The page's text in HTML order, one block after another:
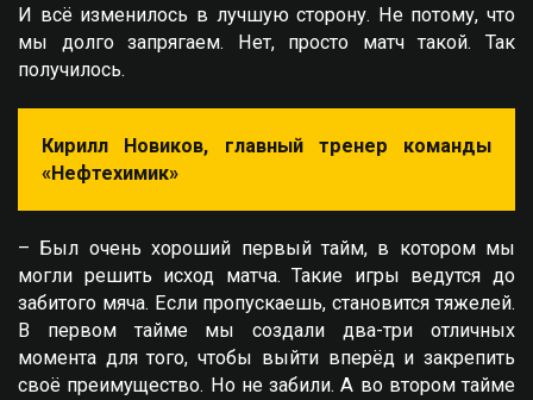
И всё изменилось в лучшую сторону. Не потому, что
мы долго запрягаем. Нет, просто матч такой. Так
получилось.
Кирилл Новиков, главный тренер команды
«Нефтехимик»
– Был очень хороший первый тайм, в котором мы
могли решить исход матча. Такие игры ведутся до
забитого мяча. Если пропускаешь, становится тяжелей.
В первом тайме мы создали два-три отличных
момента для того, чтобы выйти вперёд и закрепить
своё преимущество. Но не забили. А во втором тайме